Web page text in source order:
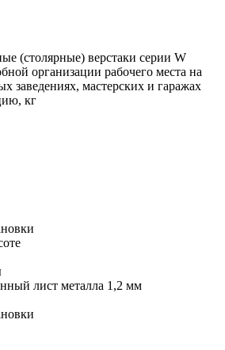
(столярные) верстаки серии W
организации рабочего места на
заведениях, мастерских и гаражах
кг
лист металла 1,2 мм